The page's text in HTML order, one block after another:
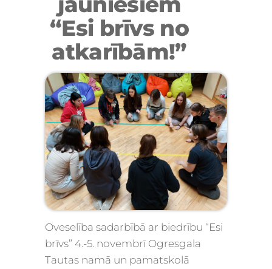
“Esi brīvs no
atkarībām!”
Oveselība sadarbībā ar biedrību “Esi
brīvs” 4.-5. novembrī Ogresgala
Tautas namā un pamatskolā